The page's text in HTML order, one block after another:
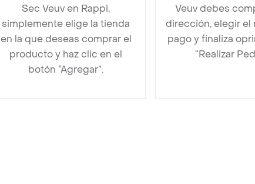
Sec Veuv en Rappi,
simplemente elige la tienda
en la que deseas comprar el
producto y haz clic en el
botón “Agregar”.
Veuv debes
dirección, elegir el
pago y finaliza
“Realizar